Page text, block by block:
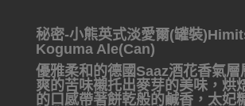
秘密-小熊英式淡愛爾(罐裝
Koguma Ale(Can)
優雅柔和的德國Saaz酒花香氣層
爽的苦味襯托出麥芽的美味，烘
的口感帶著餅乾般的鹹香，太妃